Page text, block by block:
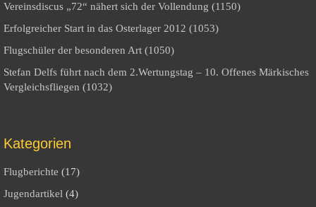
Vereinsdiscus „72“ nähert sich der Vollendung (1150)
Erfolgreicher Start in das Osterlager 2012 (1053)
Flugschüler der besonderen Art (1050)
Stefan Delfs führt nach dem 2.Wertungstag – 10. Offenes Märkisches
Vergleichsfliegen (1032)
Kategorien
Flugberichte (17)
Jugendartikel (4)